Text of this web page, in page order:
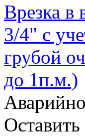
Врезка
3/4" с
грубой
до 1п.м.)
Оставить